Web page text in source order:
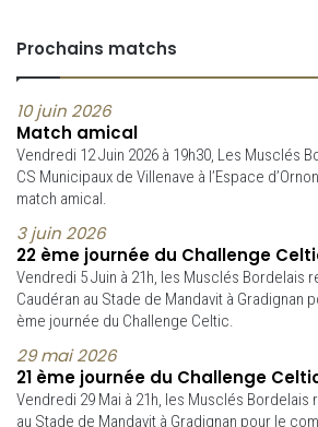
Prochains matchs
10 juin 2026
Match amical
Vendredi 12 Juin 2026 à 19h30, Les Musclés
CS Municipaux de Villenave à l’Espace
match amical.
3 juin 2026
22 ème journée du Challenge
Vendredi 5 Juin à 21h, les Musclés Bordelais
Caudéran au Stade de Mandavit à Gradignan
ème journée du Challenge Celtic.
29 mai 2026
21 ème journée du Challenge
Vendredi 29 Mai à 21h, les Musclés Bordelais
au Stade de Mandavit à Gradignan pour le